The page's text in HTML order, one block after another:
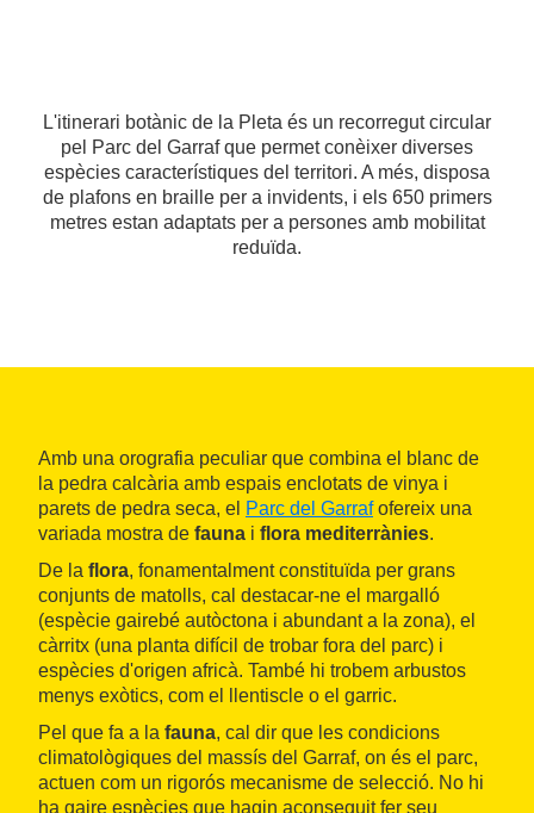
L'itinerari botànic de la Pleta és un recorregut circular
pel Parc del Garraf que permet conèixer diverses
espècies característiques del territori. A més, disposa
de plafons en braille per a invidents, i els 650 primers
metres estan adaptats per a persones amb mobilitat
reduïda.
Amb una orografia peculiar que combina el blanc de
la pedra calcària amb espais enclotats de vinya i
parets de pedra seca, el Parc del Garrafofereix una
variada mostra de fauna i flora mediterrànies.
De la flora, fonamentalment constituïda per grans
conjunts de matolls, cal destacar-ne el margalló
(espècie gairebé autòctona i abundant a la zona), el
càrritx (una planta difícil de trobar fora del parc) i
espècies d'origen africà. També hi trobem arbustos
menys exòtics, com el llentiscle o el garric.
Pel que fa a la fauna, cal dir que les condicions
climatològiques del massís del Garraf, on és el parc,
actuen com un rigorós mecanisme de selecció. No hi
ha gaire espècies que hagin aconseguit fer seu